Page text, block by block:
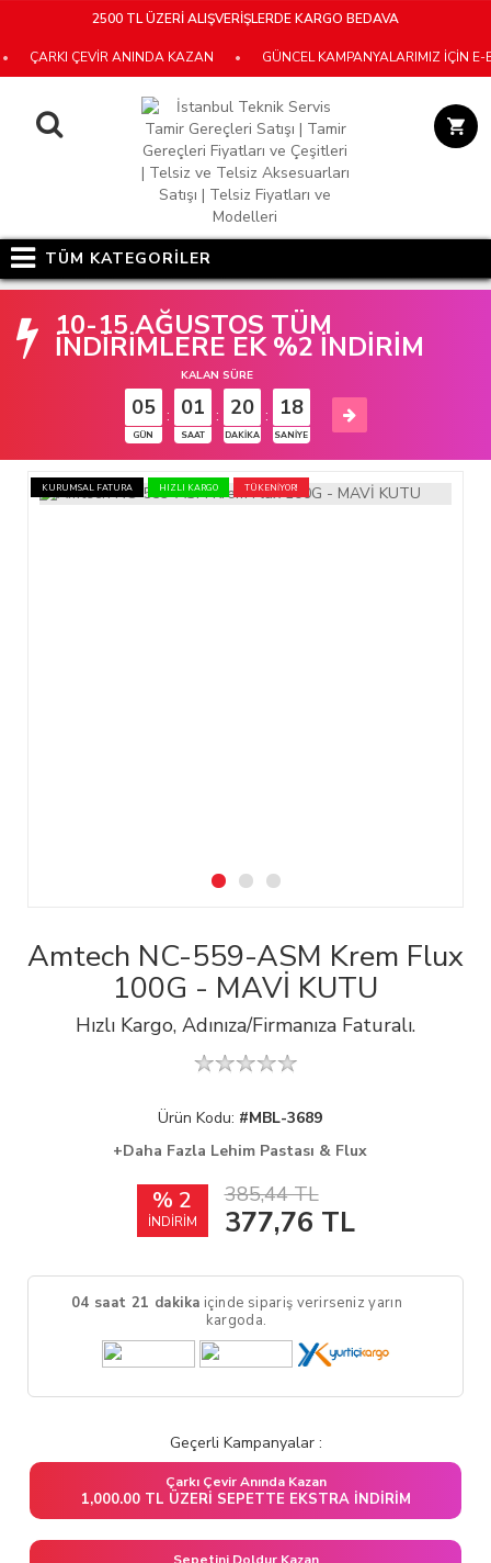
2500 TL ÜZERİ ALIŞVERİŞLERDE KARGO BEDAVA
ÇEVİR ANINDA KAZAN • GÜNCEL KAMPANYALARIMIZ İÇİN E-
TÜM KATEGORİLER
10-15 AĞUSTOS TÜM
İNDİRİMLERE EK %2 İNDİRİM
KALAN SÜRE
05
GÜN
: 01
SAAT
: 20
DAKIKA
: 18
SANIYE
KURUMSAL FATURA HIZLI KARGO TÜKENİYOR!
Amtech NC-559-ASM Krem Flux
100G - MAVİ KUTU
Hızlı Kargo, Adınıza/Firmanıza Faturalı.
Ürün Kodu: #MBL-3689
+Daha Fazla Lehim Pastası & Flux
% 2
İNDİRİM
385,44 TL
377,76 TL
04 saat 21 dakika içinde sipariş verirseniz yarın
kargoda.
Geçerli Kampanyalar :
Çarkı Çevir Anında Kazan
1,000.00 TL ÜZERI SEPETTE EKSTRA İNDIRIM